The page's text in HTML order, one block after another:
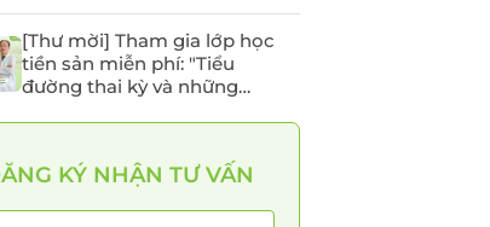
[Thư mời] Tham gia lớp học
tiền sản miễn phí: "Tiểu
đường thai kỳ và những
KÝ NHẬN TƯ VẤN